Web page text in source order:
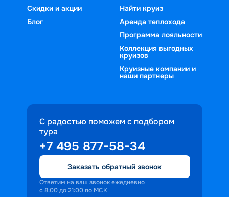
Скидки и акции
Блог
Найти круиз
Аренда теплохода
Программа лояльности
Коллекция выгодных
круизов
Круизные компании и
наши партнеры
С радостью поможем с подбором
тура
+7 495 877-58-34
Заказать обратный звонок
Ответим на ваш звонок ежедневно
с 8:00 до 21:00 по МСК